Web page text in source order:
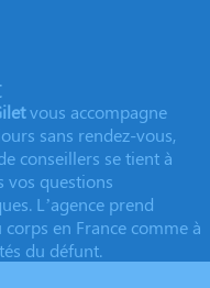
vous accompagne
sans rendez-vous,
conseillers se tient à
vos questions
L’agence prend
en France comme à
du défunt.